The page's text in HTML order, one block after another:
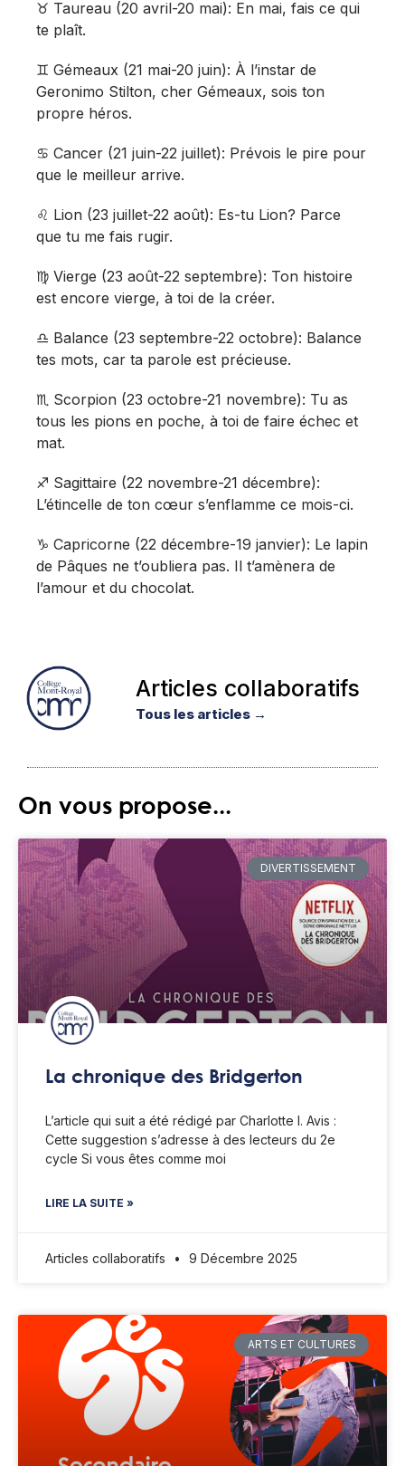
♉️ Taureau (20 avril-20 mai): En mai, fais ce qui
te plaît.
♊️ Gémeaux (21 mai-20 juin): À l’instar de
Geronimo Stilton, cher Gémeaux, sois ton
propre héros.
♋️ Cancer (21 juin-22 juillet): Prévois le pire pour
que le meilleur arrive.
♌️ Lion (23 juillet-22 août): Es-tu Lion? Parce
que tu me fais rugir.
♍️ Vierge (23 août-22 septembre): Ton histoire
est encore vierge, à toi de la créer.
♎️ Balance (23 septembre-22 octobre): Balance
tes mots, car ta parole est précieuse.
♏️ Scorpion (23 octobre-21 novembre): Tu as
tous les pions en poche, à toi de faire échec et
mat.
♐️ Sagittaire (22 novembre-21 décembre):
L’étincelle de ton cœur s’enflamme ce mois-ci.
♑️ Capricorne (22 décembre-19 janvier): Le lapin
de Pâques ne t’oubliera pas. Il t’amènera de
l’amour et du chocolat.
Articles collaboratifs
Tous les articles →
On vous propose...
DIVERTISSEMENT
La chronique des Bridgerton
L’article qui suit a été rédigé par Charlotte I. Avis :
Cette suggestion s’adresse à des lecteurs du 2e
cycle Si vous êtes comme moi
LIRE LA SUITE »
Articles collaboratifs 9 Décembre 2025
ARTS ET CULTURES